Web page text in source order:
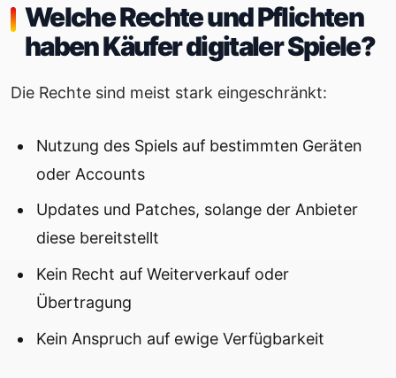
Welche Rechte und Pflichten
haben Käufer digitaler Spiele?
Die Rechte sind meist stark eingeschränkt:
Nutzung des Spiels auf bestimmten Geräten
oder Accounts
Updates und Patches, solange der Anbieter
diese bereitstellt
Kein Recht auf Weiterverkauf oder
Übertragung
Kein Anspruch auf ewige Verfügbarkeit